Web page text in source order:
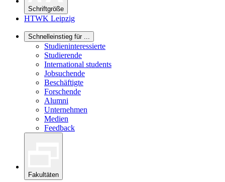
Schriftgröße
HTWK Leipzig
Schnelleinstieg für ...
Studieninteressierte
Studierende
International students
Jobsuchende
Beschäftigte
Forschende
Alumni
Unternehmen
Medien
Feedback
Fakultäten